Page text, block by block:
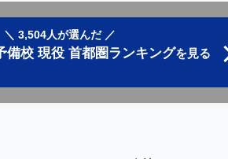
＼ 3,504人が選んだ ／
備校 現役 首都圏ランキングを見る